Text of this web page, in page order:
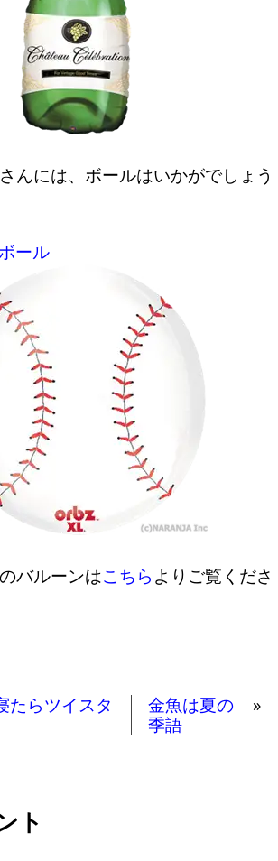
んには、ボールはいかがでしょう
ール
バルーンはこちら よりご覧くださ
たらツイスタ
金魚は夏の
季語
»
ト